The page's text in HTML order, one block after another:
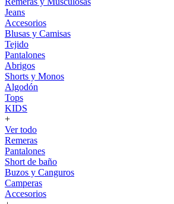
Jeans
Accesorios
Blusas y Camisas
Tejido
Pantalones
Abrigos
Shorts y Monos
Algodón
Tops
KIDS
+
Ver todo
Remeras
Pantalones
Short de baño
Buzos y Canguros
Camperas
Accesorios